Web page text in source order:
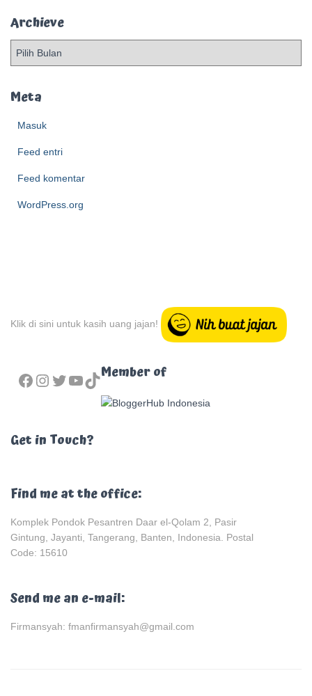
Archieve
h
Meta
Masuk
Feed entri
Feed komentar
WordPress.org
Klik di sini untuk kasih uang jajan!
FACEBOOK INSTAGRAM TWITTER YOUTUBE TIKTOK
Member of
Get in Touch?
Find me at the office:
Komplek Pondok Pesantren Daar el-Qolam 2, Pasir
Gintung, Jayanti, Tangerang, Banten, Indonesia. Postal
Code: 15610
Send me an e-mail:
Firmansyah: fmanfirmansyah@gmail.com